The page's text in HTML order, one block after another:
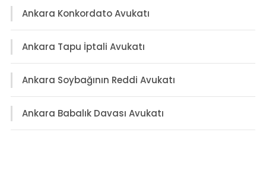
Ankara Konkordato Avukatı
Ankara Tapu İptali Avukatı
Ankara Soybağının Reddi Avukatı
Ankara Babalık Davası Avukatı